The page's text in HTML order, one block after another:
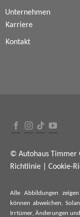
Unternehmen
Karriere
Kontakt
© Autohaus Timmer
Richtlinie
Cookie-
Alle Abbildungen
können abweichen.
Irrtümer, Änderungen